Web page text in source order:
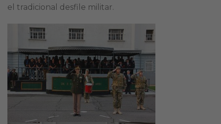
el tradicional desfile militar.